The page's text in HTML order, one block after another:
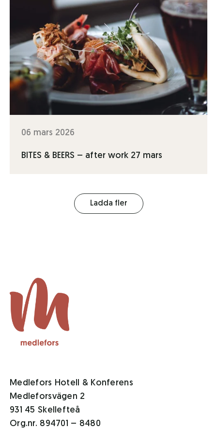
06 mars 2026
BITES & BEERS – after work 27 mars
Ladda fler
Medlefors Hotell & Konferens
Medleforsvägen 2
931 45 Skellefteå
Org.nr. 894701 – 8480